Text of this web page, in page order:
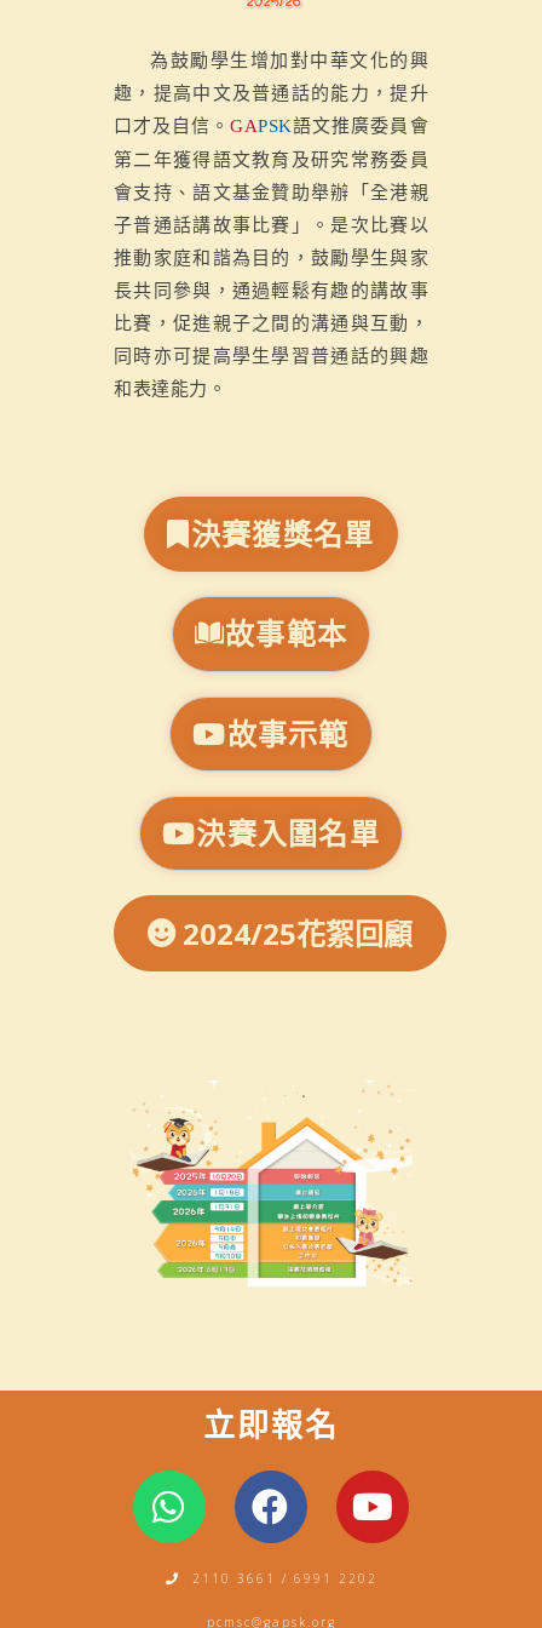
為鼓勵學生增加對中華文化的興
趣，提高中文及普通話的能力，提升
口才及自信。GAPSK語文推廣委員會
第二年獲得語文教育及研究常務委員
會支持、語文基金贊助舉辦「全港親
子普通話講故事比賽」。是次比賽以
推動家庭和諧為目的，鼓勵學生與家
長共同參與，通過輕鬆有趣的講故事
比賽，促進親子之間的溝通與互動，
同時亦可提高學生學習普通話的興趣
和表達能力。
決賽獲獎名單
故事範本
故事示範
決賽入圍名單
2024/25花絮回顧
立即報名
W
h
a
t
F
a
c
e
Y
o
u
t
2110 3661 / 6991 2202
pcmsc@gapsk.org